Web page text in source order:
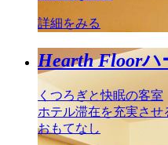
詳細をみる
Hearth Floorハ
くつろぎと快眠の客室
ホテル滞在を充実させ
おもてなし